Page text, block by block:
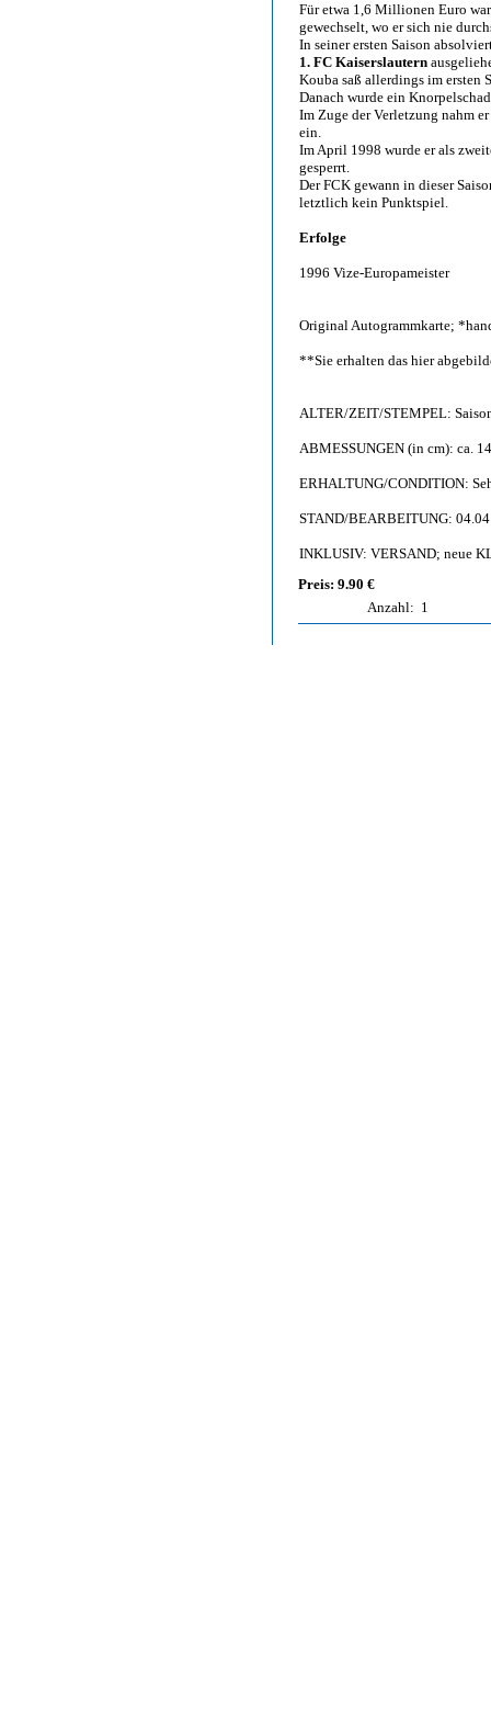
Für etwa 1,6 Millionen Euro
gewechselt, wo er sich nie
In seiner ersten Saison
1. FC Kaiserslautern
Kouba saß allerdings im ersten
Danach wurde ein
Im Zuge der Verletzung nahm
ein.
Im April 1998 wurde er als
gesperrt.
Der FCK gewann in dieser
letztlich kein Punktspiel.
Erfolge
1996 Vize-Europameister
Original Autogrammkarte;
**Sie erhalten das hier
ALTER/ZEIT/STEMPEL:
ABMESSUNGEN (in cm): ca.
ERHALTUNG/CONDITION:
STAND/BEARBEITUNG:
INKLUSIV: VERSAND; neue
Preis: 9.90 €
Anzahl: 1